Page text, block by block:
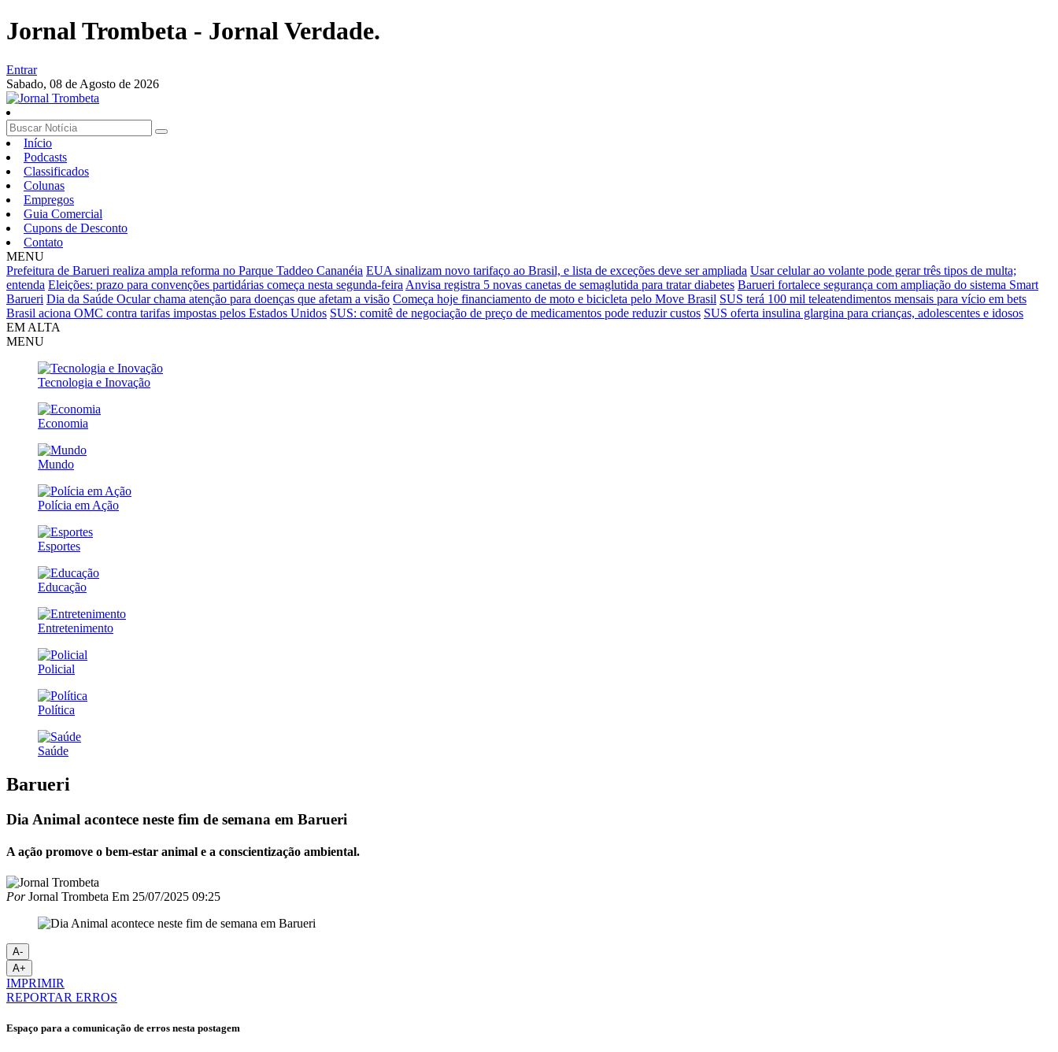
Jornal Trombeta - Jornal Verdade.
Entrar
Sabado, 08 de Agosto de 2026
Início
Podcasts
Classificados
Colunas
Empregos
Guia Comercial
Cupons de Desconto
Contato
MENU
Prefeitura de Barueri realiza ampla reforma no Parque Taddeo Cananéia EUA sinalizam novo tarifaço ao Brasil, e lista de exceções deve ser ampliada Usar celular ao volante pode gerar três tipos de multa;
entenda Eleições: prazo para convenções partidárias começa nesta segunda-feira Anvisa registra 5 novas canetas de semaglutida para tratar diabetes Barueri fortalece segurança com ampliação do sistema Smart
Barueri Dia da Saúde Ocular chama atenção para doenças que afetam a visão Começa hoje financiamento de moto e bicicleta pelo Move Brasil SUS terá 100 mil teleatendimentos mensais para vício em bets
Brasil aciona OMC contra tarifas impostas pelos Estados Unidos SUS: comitê de negociação de preço de medicamentos pode reduzir custos SUS oferta insulina glargina para crianças, adolescentes e idosos
EM ALTA
MENU
Tecnologia e Inovação
Economia
Mundo
Polícia em Ação
Esportes
Educação
Entretenimento
Policial
Política
Saúde
Barueri
Dia Animal acontece neste fim de semana em Barueri
A ação promove o bem-estar animal e a conscientização ambiental.
PorJornal Trombeta Em 25/07/2025 09:25
A-
A+
IMPRIMIR
REPORTAR ERROS
Espaço para a comunicação de erros nesta postagem